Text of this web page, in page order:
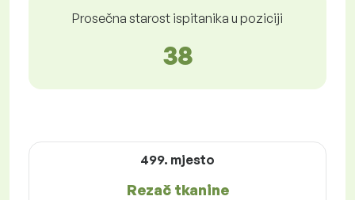
Prosečna starost ispitanika u poziciji
38
499. mjesto
Rezač tkanine